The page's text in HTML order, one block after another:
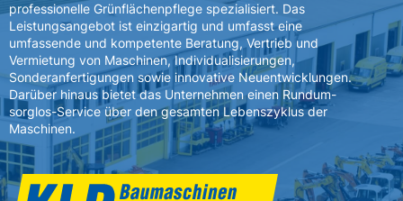
professionelle Grünflächenpflege spezialisiert. Das
Leistungsangebot ist einzigartig und umfasst eine
umfassende und kompetente Beratung, Vertrieb und
Vermietung von Maschinen, Individualisierungen,
Sonderanfertigungen sowie innovative Neuentwicklungen.
Darüber hinaus bietet das Unternehmen einen Rundum-
sorglos-Service über den gesamten Lebenszyklus der
Maschinen.